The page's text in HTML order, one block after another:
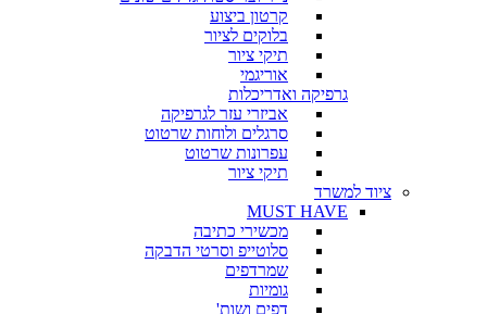
קרטון ביצוע
בלוקים לציור
תיקי ציור
אוריגמי
גרפיקה ואדריכלות
אביזרי עזר לגרפיקה
סרגלים ולוחות שרטוט
עפרונות שרטוט
תיקי ציור
ציוד למשרד
MUST HAVE
מכשירי כתיבה
סלוטייפ וסרטי הדבקה
שמרדפים
גומיות
דפים ושות'